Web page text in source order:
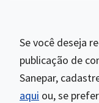
Se você deseja
publicação de
Sanepar,
aqui ou, se